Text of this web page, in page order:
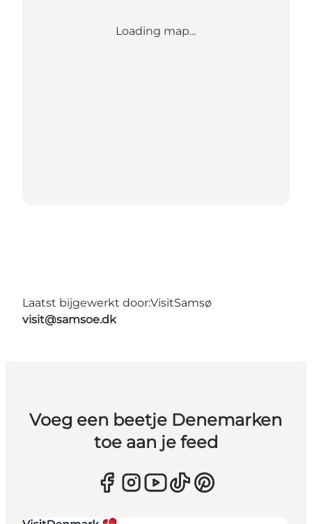
Loading map...
Laatst bijgewerkt door:VisitSamsø
visit@samsoe.dk
Voeg een beetje Denemarken
toe aan je feed